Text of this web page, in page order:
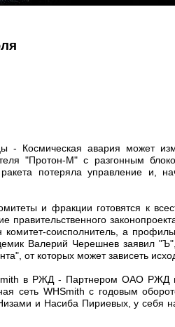
- Космическая авария может
"Протон-М" с разгонным
потеряла управление и,
и фракции готовятся к
правительственного
соисполнитель, а
Валерий Черешнев заявил
от которых может зависеть
в РЖД - Партнером ОАО РЖД
сеть WHSmith с годовым
и Насиба Пириевых, у себя